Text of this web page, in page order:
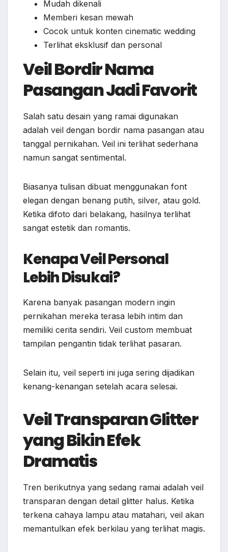
Mudah dikenali
Memberi kesan mewah
Cocok untuk konten cinematic wedding
Terlihat eksklusif dan personal
Veil Bordir Nama
Pasangan Jadi Favorit
Salah satu desain yang ramai digunakan
adalah veil dengan bordir nama pasangan atau
tanggal pernikahan. Veil ini terlihat sederhana
namun sangat sentimental.
Biasanya tulisan dibuat menggunakan font
elegan dengan benang putih, silver, atau gold.
Ketika difoto dari belakang, hasilnya terlihat
sangat estetik dan romantis.
Kenapa Veil Personal
Lebih Disukai?
Karena banyak pasangan modern ingin
pernikahan mereka terasa lebih intim dan
memiliki cerita sendiri. Veil custom membuat
tampilan pengantin tidak terlihat pasaran.
Selain itu, veil seperti ini juga sering dijadikan
kenang-kenangan setelah acara selesai.
Veil Transparan Glitter
yang Bikin Efek
Dramatis
Tren berikutnya yang sedang ramai adalah veil
transparan dengan detail glitter halus. Ketika
terkena cahaya lampu atau matahari, veil akan
memantulkan efek berkilau yang terlihat magis.